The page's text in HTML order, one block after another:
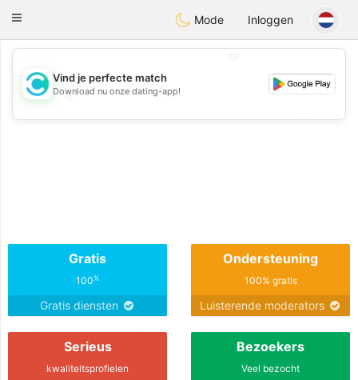
olombiaCitas
Toggle
Mode Inloggen
💖
💕
Vind je perfecte match
Download nu onze dating-app!
Gratis
100%
Gratis diensten
Ondersteuning
100% gratis
Luisterende moderators
Serieus
kwaliteitsprofielen
Bezoekers
Veel bezocht